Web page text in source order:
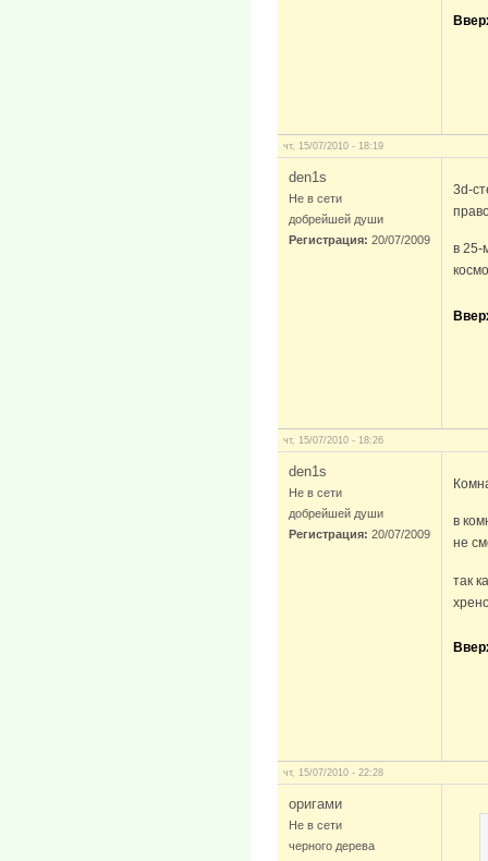
чт, 15/07/2010 - 18:19
den1s
Не в сети
добрейшей души
Регистрация: 20/07/2009
3d-
в 25-
чт, 15/07/2010 - 18:26
den1s
Не в сети
добрейшей души
Регистрация: 20/07/2009
в
не
так
чт, 15/07/2010 - 22:28
оригами
Не в сети
черного дерева